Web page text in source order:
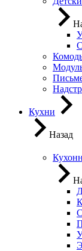
Кухни
Назад